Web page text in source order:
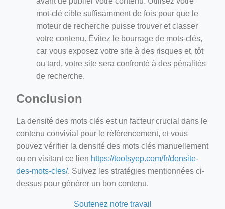
mot-clé cible suffisamment de fois pour que le
moteur de recherche puisse trouver et classer
votre contenu. Évitez le bourrage de mots-clés,
car vous exposez votre site à des risques et, tôt
ou tard, votre site sera confronté à des pénalités
de recherche.
Conclusion
La densité des mots clés est un facteur crucial dans le
contenu convivial pour le référencement, et vous
pouvez vérifier la densité des mots clés manuellement
ou en visitant ce lien https://toolsyep.com/fr/densite-
des-mots-cles/. Suivez les stratégies mentionnées ci-
dessus pour générer un bon contenu.
Soutenez notre travail